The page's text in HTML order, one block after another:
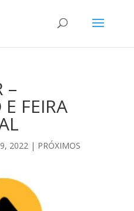
–
E FEIRA
2022| PRÓXIMOS